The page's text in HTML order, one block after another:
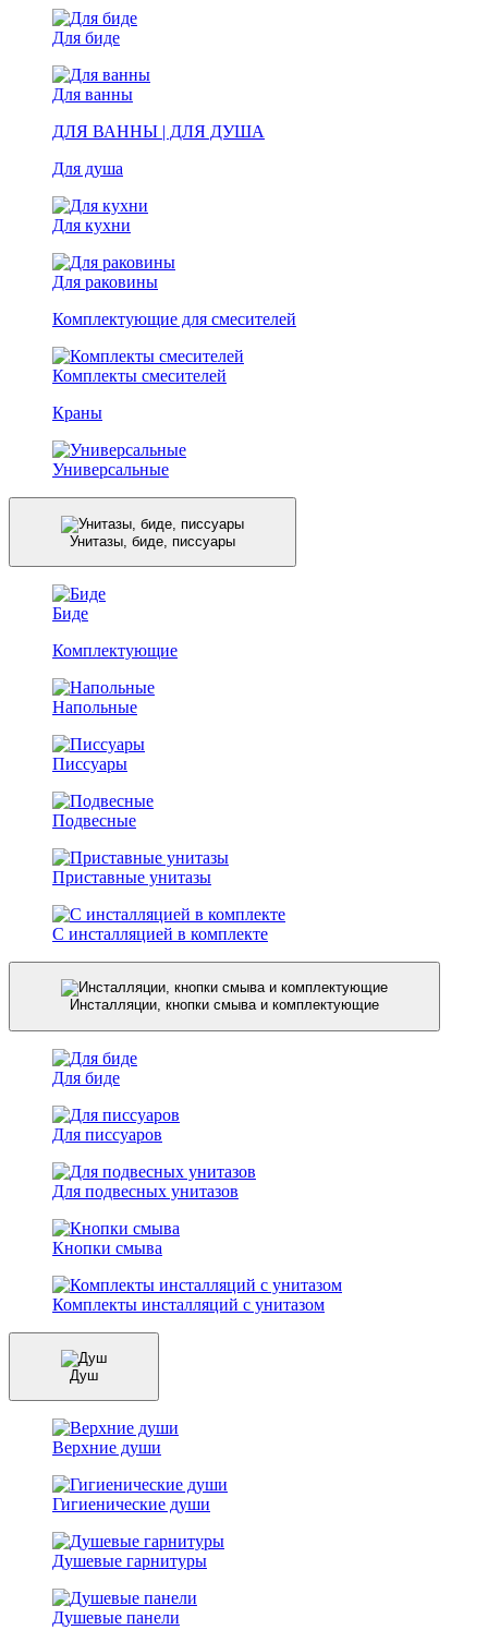
Для биде
Для ванны
ДЛЯ ВАННЫ | ДЛЯ ДУША
Для душа
Для кухни
Для раковины
Комплектующие для смесителей
Комплекты смесителей
Краны
Универсальные
Унитазы, биде, писсуары
Биде
Комплектующие
Напольные
Писсуары
Подвесные
Приставные унитазы
С инсталляцией в комплекте
Инсталляции, кнопки смыва и комплектующие
Для биде
Для писсуаров
Для подвесных унитазов
Кнопки смыва
Комплекты инсталляций с унитазом
Душ
Верхние души
Гигиенические души
Душевые гарнитуры
Душевые панели